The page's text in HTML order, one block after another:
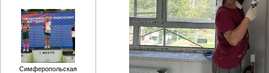
Симферопольская